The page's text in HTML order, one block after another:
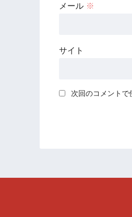
メール ※
サイト
次回のコメントで